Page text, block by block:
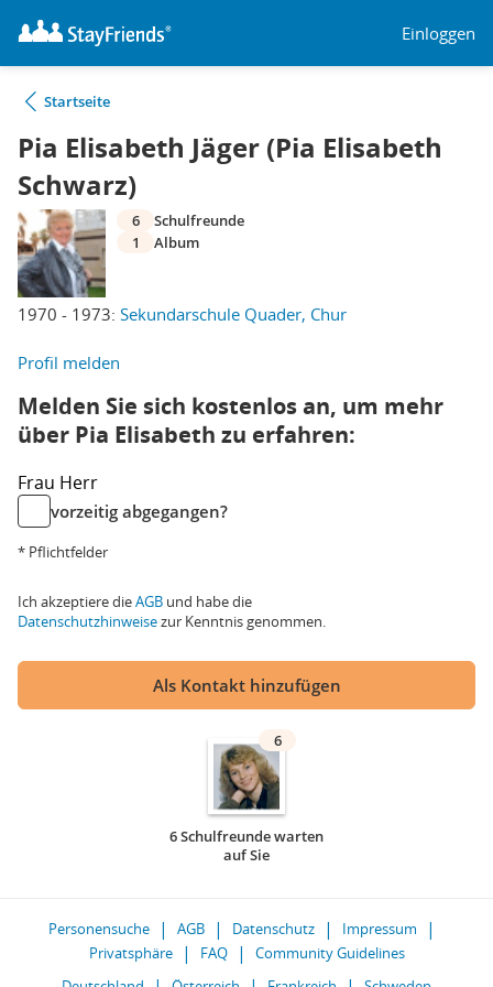
Einloggen
Startseite
Pia Elisabeth Jäger (Pia Elisabeth
Schwarz)
1970 - 1973: Sekundarschule Quader, Chur
6
Schulfreunde
1
Album
Profil melden
Melden Sie sich kostenlos an, um mehr
über Pia Elisabeth zu erfahren:
Frau Herr
vorzeitig abgegangen?
* Pflichtfelder
Ich akzeptiere dieAGB und habe die
Datenschutzhinweisezur Kenntnis genommen.
Als Kontakt hinzufügen
6
6 Schulfreunde warten
auf Sie
Personensuche AGB Datenschutz
Impressum
Privatsphäre
FAQ
Community Guidelines